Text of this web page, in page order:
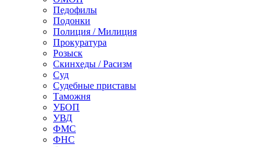
Педофилы
Подонки
Полиция / Милиция
Прокуратура
Розыск
Скинхеды / Расизм
Суд
Судебные приставы
Таможня
УБОП
УВД
ФМС
ФНС